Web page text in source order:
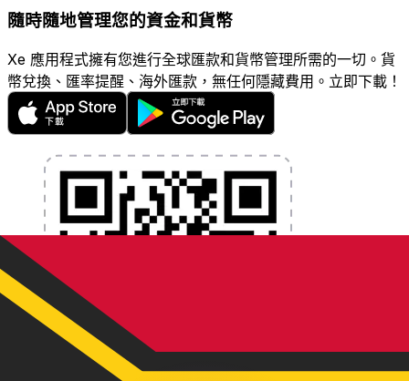
隨時隨地管理您的資金和貨幣
Xe 應用程式擁有您進行全球匯款和貨幣管理所需的一切。貨
幣兌換、匯率提醒、海外匯款，無任何隱藏費用。立即下載！